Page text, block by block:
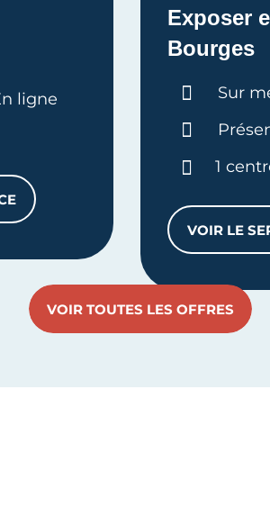
ligne
NUMÉRIQUE
Exposer
Bourges
Durée
Sur
1
VOIR LE
VOIR TOUTES LES OFFRES